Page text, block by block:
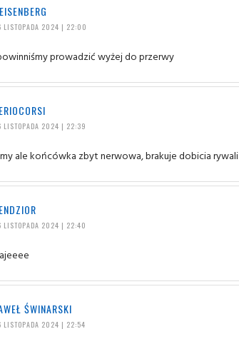
LISTOPADA 2024 | 22:00
prowadzić wyżej do przerwy
LISTOPADA 2024 | 22:39
ale końcówka zbyt nerwowa, brakuje dobicia rywali
LISTOPADA 2024 | 22:40
ŚWINARSKI
LISTOPADA 2024 | 22:54